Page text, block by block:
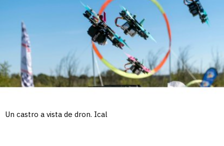
Un castro a vista de dron. Ical